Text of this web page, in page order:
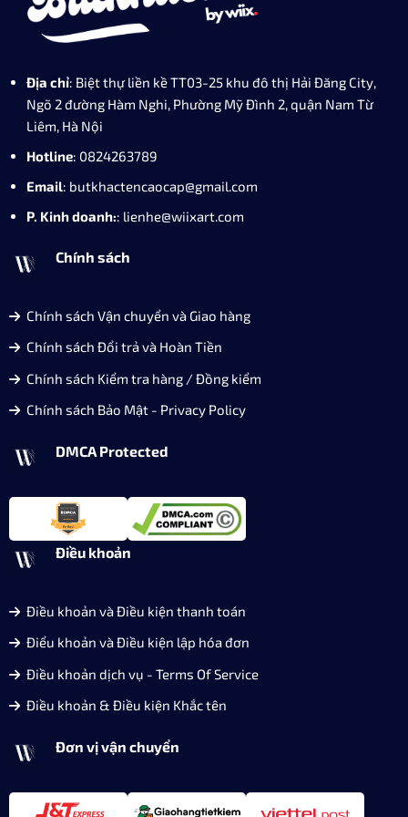
Địa chỉ: Biệt thự liền kề TT03-25 khu đô thị Hải Đăng City,
Ngõ 2 đường Hàm Nghi, Phường Mỹ Đình 2, quận Nam Từ
Liêm, Hà Nội
Hotline: 0824263789
Email: butkhactencaocap@gmail.com
P. Kinh doanh:: lienhe@wiixart.com
Chính sách
Chính sách Vận chuyển và Giao hàng
Chính sách Đổi trả và Hoàn Tiền
Chính sách Kiểm tra hàng / Đồng kiểm
Chính sách Bảo Mật - Privacy Policy
DMCA Protected
Điều khoản
Điều khoản và Điều kiện thanh toán
Điểu khoản và Điều kiện lập hóa đơn
Điều khoản dịch vụ - Terms Of Service
Điều khoản & Điều kiện Khắc tên
Đơn vị vận chuyển